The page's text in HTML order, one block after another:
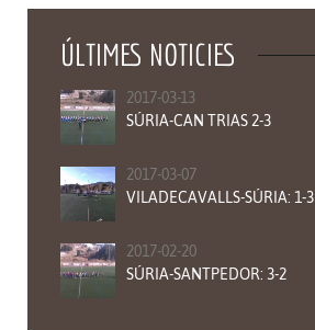
ÚLTIMES NOTICIES
2017-03-13
SÚRIA-CAN TRIAS 2-3
2017-03-07
VILADECAVALLS-SÚRIA: 1-3
2017-02-20
SÚRIA-SANTPEDOR: 3-2